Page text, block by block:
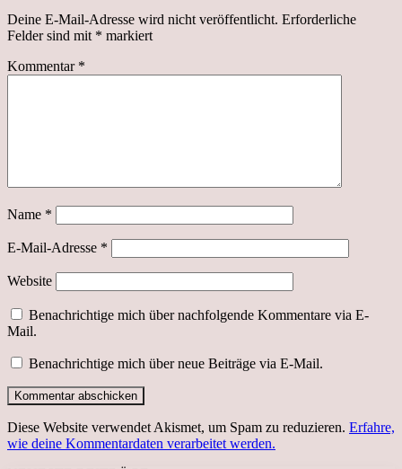
Deine E-Mail-Adresse wird nicht veröffentlicht. Erforderliche
Felder sind mit * markiert
Kommentar *
Name *
E-Mail-Adresse *
Website
Benachrichtige mich über nachfolgende Kommentare via E-
Mail.
Benachrichtige mich über neue Beiträge via E-Mail.
Diese Website verwendet Akismet, um Spam zu reduzieren. Erfahre,
wie deine Kommentardaten verarbeitet werden.